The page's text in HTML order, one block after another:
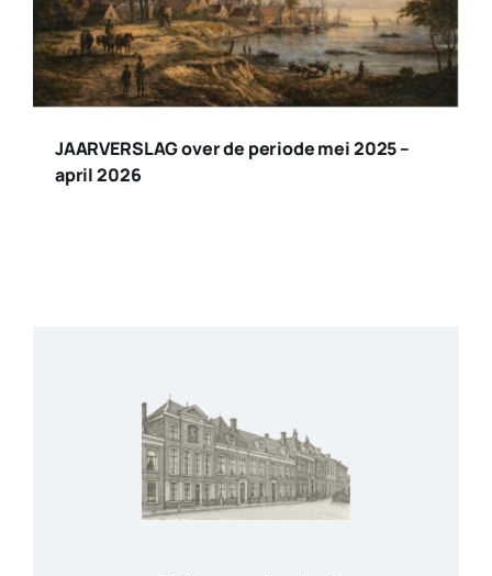
JAARVERSLAG over de periode mei 2025 –
april 2026